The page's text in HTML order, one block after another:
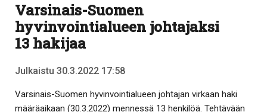
Varsinais-Suomen
hyvinvointialueen johtajaksi
13 hakijaa
Julkaistu 30.3.2022 17:58
Varsinais-Suomen hyvinvointialueen johtajan virkaan haki
määräaikaan (30.3.2022) mennessä 13 henkilöä. Tehtävään